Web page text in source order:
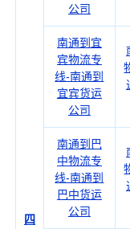
四
公司
南通到宜
宾物流专
线-南通到
宜宾货运
公司
南通到巴
中物流专
线-南通到
巴中货运
公司